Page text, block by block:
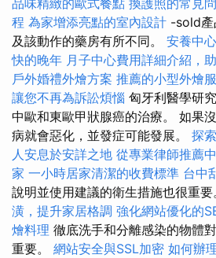
品味精緻的歐式餐點 換護照的常見
程 為家增添亮點的室內設計 -sold產
及該動作的藥房有所不同。 安養中
快的晚年 月子中心費用詳細介紹，
戶外婚禮外燴方案 推薦的小型外燴
讓您不再為訴訟煩惱 匈牙利醫學研
中歐和東歐甲狀腺癌的治療。 如果
病就會惡化，並發症可能發展。 探
人安息於安詳之地 從專業律師推薦
家 一小時居家清潔的收費標準 台中
說明並使用建議的衛生措施也很重要
潢，提升家居格調 強化網站優化的
燴料理 徹底洗手和分離感染的物體
重要。 網站安全與SSL加密 如何辦